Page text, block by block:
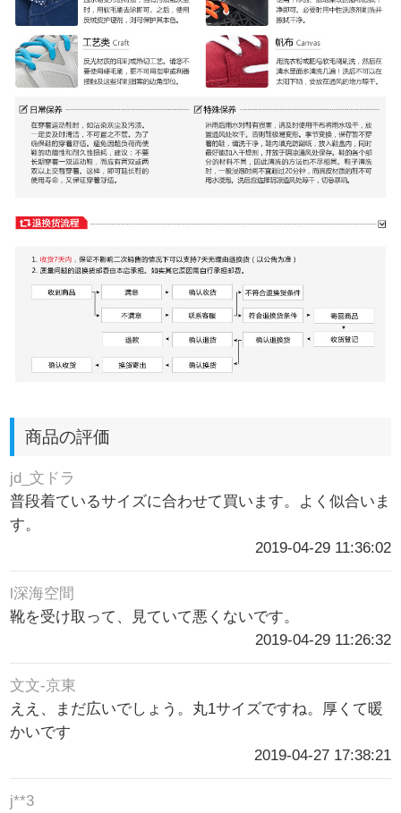
商品の評価
jd_文ドラ
普段着ているサイズに合わせて買います。よく似合いま
す。
2019-04-29 11:36:02
l深海空間
靴を受け取って、見ていて悪くないです。
2019-04-29 11:26:32
文文-京東
ええ、まだ広いでしょう。丸1サイズですね。厚くて暖
かいです
2019-04-27 17:38:21
j**3